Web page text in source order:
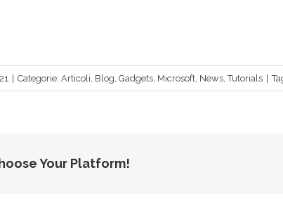
Categorie: Articoli Blog Gadgets Microsoft News ,Tutorials
Your Platform!